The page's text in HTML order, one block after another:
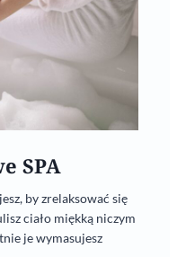
SPA
by zrelaksować się
ciało miękką niczym
je wymasujesz